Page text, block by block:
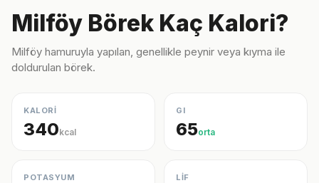
Milföy Börek Kaç Kalori?
Milföy hamuruyla yapılan, genellikle peynir veya kıyma ile
doldurulan börek.
KALORİ
340kcal
GI
65orta
POTASYUM LİF